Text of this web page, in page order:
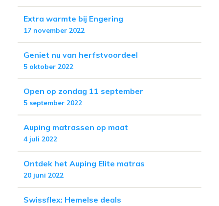
Extra warmte bij Engering
17 november 2022
Geniet nu van herfstvoordeel
5 oktober 2022
Open op zondag 11 september
5 september 2022
Auping matrassen op maat
4 juli 2022
Ontdek het Auping Elite matras
20 juni 2022
Swissflex: Hemelse deals